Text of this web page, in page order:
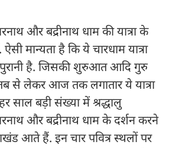
और बद्रीनाथ धाम की यात्रा के
मान्यता है कि ये चारधाम यात्रा
पुरानी है. जिसकी शुरुआत आदि गुरु
से लेकर आज तक लगातार ये यात्रा
साल बड़ी संख्या में श्रद्धालु
और बद्रीनाथ धाम के दर्शन करने
आते हैं. इन चार पवित्र स्थलों पर